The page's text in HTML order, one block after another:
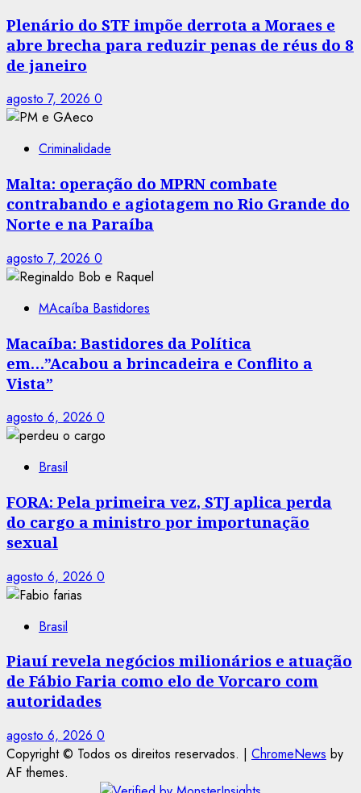
Plenário do STF impõe derrota a Moraes e
abre brecha para reduzir penas de réus do 8
de janeiro
agosto 7, 2026 0
Criminalidade
Malta: operação do MPRN combate
contrabando e agiotagem no Rio Grande do
Norte e na Paraíba
agosto 7, 2026 0
MAcaíba Bastidores
Macaíba: Bastidores da Política
em…”Acabou a brincadeira e Conflito a
Vista”
agosto 6, 2026 0
Brasil
FORA: Pela primeira vez, STJ aplica perda
do cargo a ministro por importunação
sexual
agosto 6, 2026 0
Brasil
Piauí revela negócios milionários e atuação
de Fábio Faria como elo de Vorcaro com
autoridades
agosto 6, 2026 0
Copyright © Todos os direitos reservados. | ChromeNews by
AF themes.